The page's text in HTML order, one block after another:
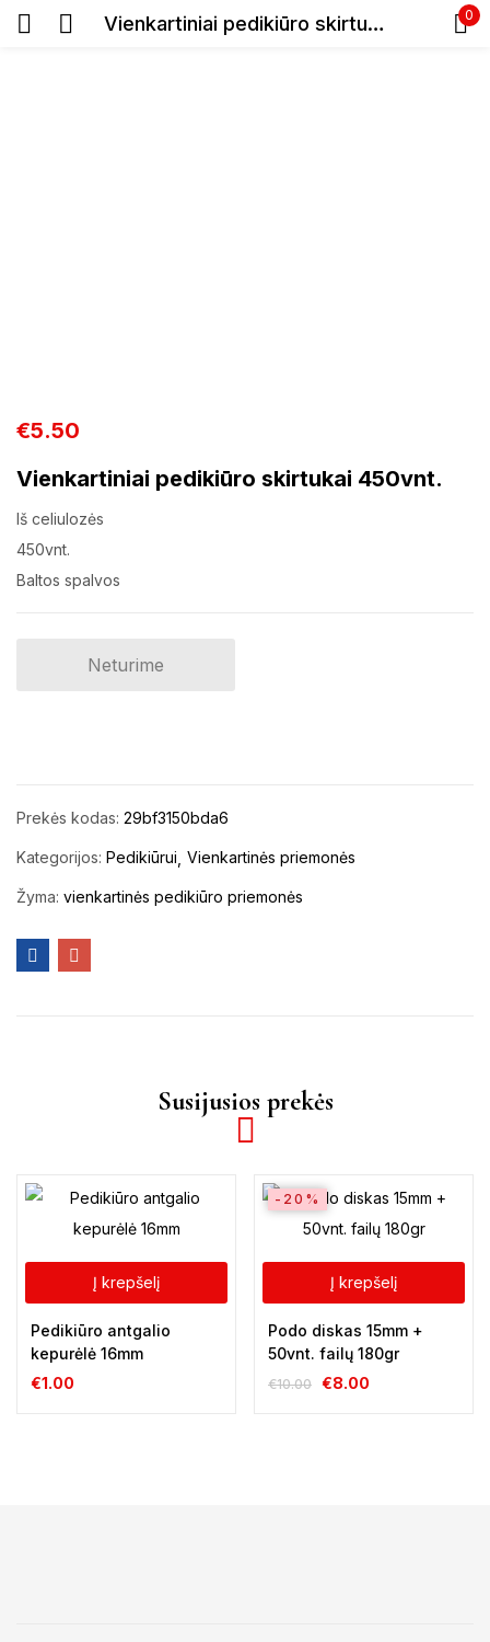
Vienkartiniai pedikiūro skirtukai 450vnt. 0
€5.50
Vienkartiniai pedikiūro skirtukai 450vnt.
Iš celiulozės
450vnt.
Baltos spalvos
Neturime
Prekės kodas: 29bf3150bda6
Kategorijos: Pedikiūrui Vienkartinės priemonės
Žyma: vienkartinės pedikiūro priemonės
Susijusios prekės
Į krepšelį
Pedikiūro antgalio
kepurėlė 16mm
€1.00
Į krepšelį
-20%
Podo diskas 15mm +
50vnt. failų 180gr
€10.00 €8.00